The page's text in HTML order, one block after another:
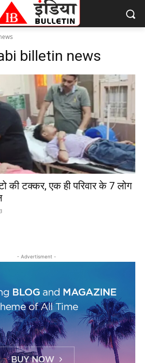
billetin news
की टक्कर, एक ही परिवार के 7 लोग
- Advertisment -